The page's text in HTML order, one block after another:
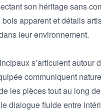
son héritage sans
apparent et détails
leur environnement.
s’articulent autour
communiquent
les pièces tout au long
dialogue fluide entre